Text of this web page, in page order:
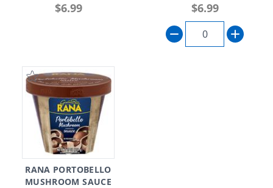
$6.99 $6.99
RANA PORTOBELLO
MUSHROOM SAUCE